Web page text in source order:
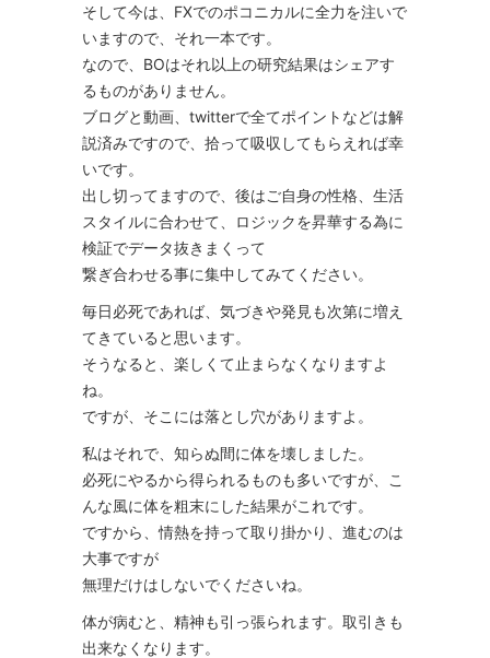
そして今は、FXでのポコニカルに全力を注いで
いますので、それ一本です。
なので、BOはそれ以上の研究結果はシェアす
るものがありません。
ブログと動画、twitterで全てポイントなどは解
説済みですので、拾って吸収してもらえれば幸
いです。
出し切ってますので、後はご自身の性格、生活
スタイルに合わせて、ロジックを昇華する為に
検証でデータ抜きまくって
繋ぎ合わせる事に集中してみてください。
毎日必死であれば、気づきや発見も次第に増え
てきていると思います。
そうなると、楽しくて止まらなくなりますよ
ね。
ですが、そこには落とし穴がありますよ。
私はそれで、知らぬ間に体を壊しました。
必死にやるから得られるものも多いですが、こ
んな風に体を粗末にした結果がこれです。
ですから、情熱を持って取り掛かり、進むのは
大事ですが
無理だけはしないでくださいね。
体が病むと、精神も引っ張られます。取引きも
出来なくなります。